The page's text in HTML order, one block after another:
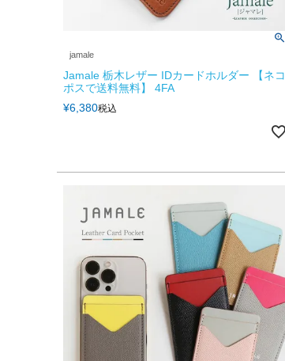
jamale
Jamale 栃木レザー IDカードホルダー 【ネコ
ポスで送料無料】 4FA
¥6,380税込